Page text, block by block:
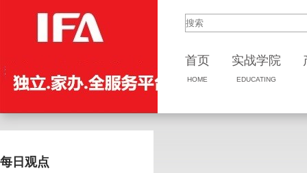
首页
HOME
实战学院
EDUCATING
每日观点